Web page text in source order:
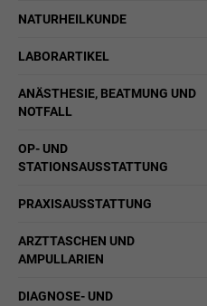
NATURHEILKUNDE
LABORARTIKEL
ANÄSTHESIE, BEATMUNG UND
NOTFALL
OP- UND
STATIONSAUSSTATTUNG
PRAXISAUSSTATTUNG
ARZTTASCHEN UND
AMPULLARIEN
DIAGNOSE- UND